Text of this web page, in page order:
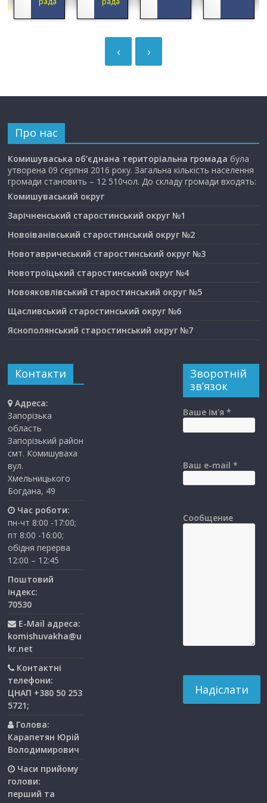
ГРОМАДА
›
‹
Про нас
Комишуваська об’єднана територіальна громада була
утворена 09 серпня 2016 року. Загальна кількість населення
громади становить – 12 510чол. До складу громади входять:
Комишуваський округ
Зарічненський старостинський округ №1
Новоіванівський старостинський округ №2
Новотавричеський старостинський округ №3
Новотроїцький старостинський округ №4
Новояковлівський старостинський округ №5
Щасливський старостинський округ №6
Яснополянський старостинський округ №7
Контакти
Адреса:
Запорізька
область
Запорізький район
смт. Комишуваха
вул.
Хмельницького
Богдана, 49
Час роботи:
пн-чт 8:00 -17:00;
пт 8:00 -16:00;
обідня перерва
12:00 – 12:45
Поштовий
індекс:
70530
E-Mail адреса:
komishuvakha@u
kr.net
Контактні
телефони:
ЦНАП +380 50 253
5721;
Голова:
Карапетян Юрій
Володимирович
Часи прийому
голови:
перший та
Зворотній
зв’язок
Ваше ім'я *
Ваш e-mail *
Сообщение